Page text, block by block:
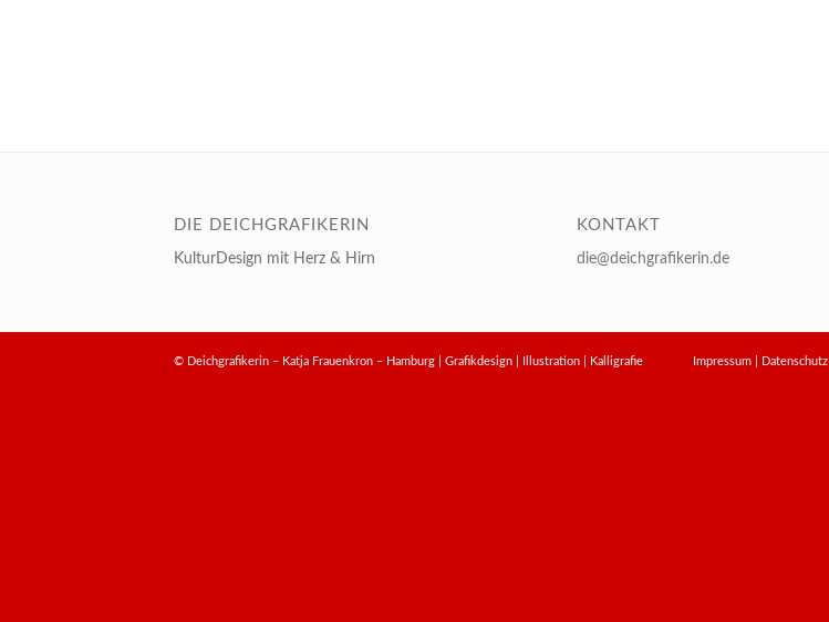
DIE DEICHGRAFIKERIN
KulturDesign mit Herz & Hirn
KONTAKT
die@deichgrafikerin.de
© Deichgrafikerin – Katja Frauenkron – Hamburg | Grafikdesign | Illustration | Kalligrafie Impressum Datenschutz